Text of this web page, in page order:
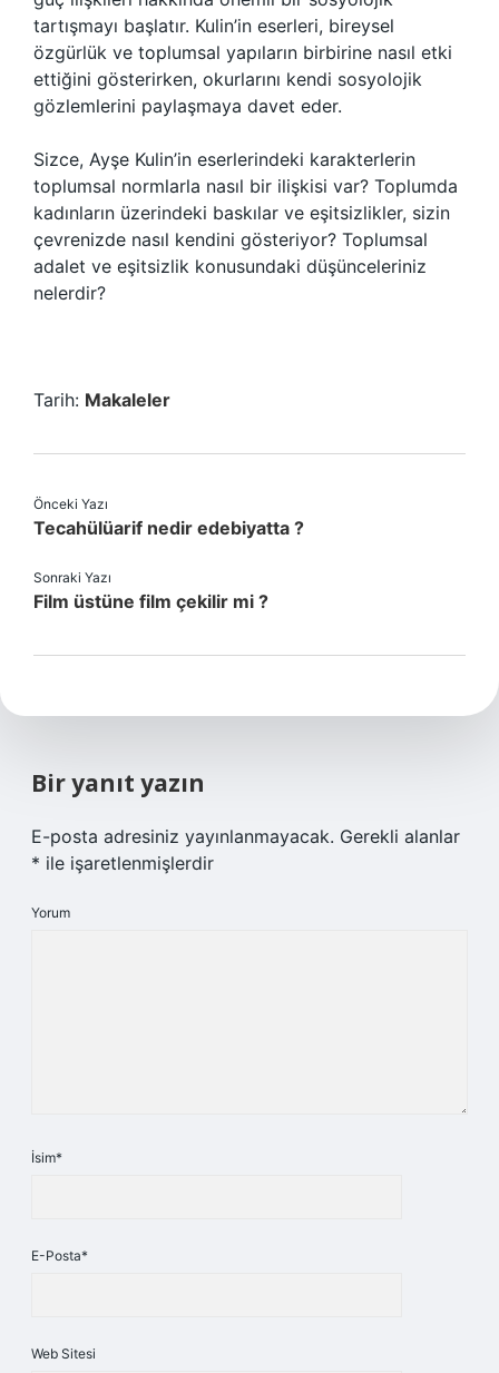
tartışmayı başlatır. Kulin’in eserleri, bireysel
özgürlük ve toplumsal yapıların birbirine nasıl etki
ettiğini gösterirken, okurlarını kendi sosyolojik
gözlemlerini paylaşmaya davet eder.
Sizce, Ayşe Kulin’in eserlerindeki karakterlerin
toplumsal normlarla nasıl bir ilişkisi var? Toplumda
kadınların üzerindeki baskılar ve eşitsizlikler, sizin
çevrenizde nasıl kendini gösteriyor? Toplumsal
adalet ve eşitsizlik konusundaki düşünceleriniz
nelerdir?
Tarih: Makaleler
Önceki Yazı
Tecahülüarif nedir edebiyatta ?
Sonraki Yazı
Film üstüne film çekilir mi ?
Bir yanıt yazın
E-posta adresiniz yayınlanmayacak. Gerekli alanlar
* ile işaretlenmişlerdir
Yorum
İsim*
E-Posta*
Web Sitesi